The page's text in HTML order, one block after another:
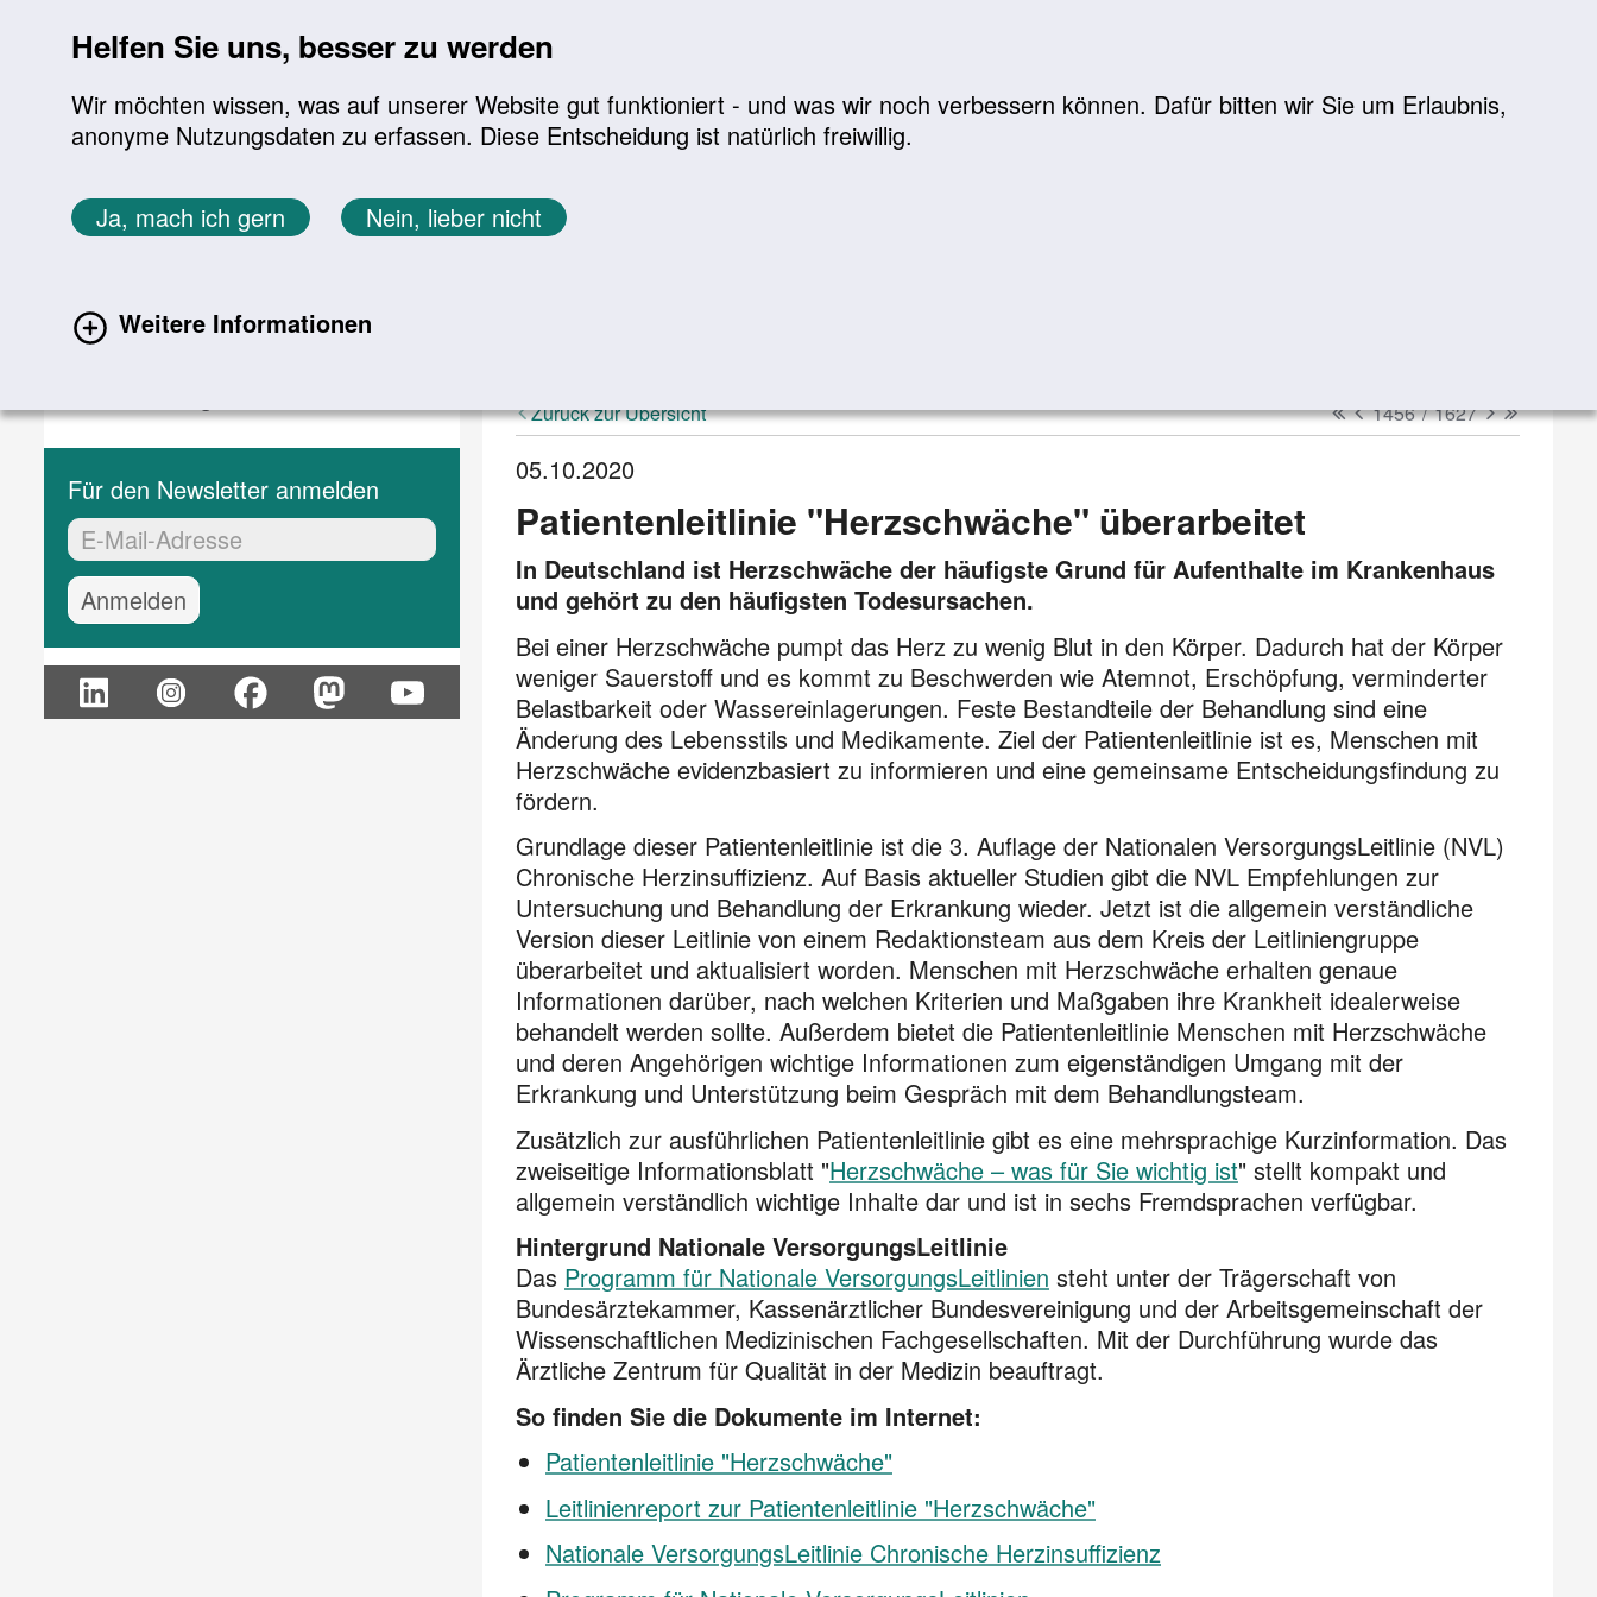
Helfen Sie uns, besser zu werden
Wir möchten wissen, was auf unserer Website gut funktioniert - und was wir noch verbessern können. Dafür bitten wir Sie um Erlaubnis,
anonyme Nutzungsdaten zu erfassen. Diese Entscheidung ist natürlich freiwillig.
Ja, mach ich gern Nein, lieber nicht
Weitere Informationen
Sie befinden sich hier:
Startseite Aktuelles Aktuelle Meldungen
Aktuelle Meldungen
Für den Newsletter anmelden
EMail-Adresse:*
Zurück zur Übersicht erster
vorheriger
1456/1627nächster
letzter
05.10.2020
Patientenleitlinie "Herzschwäche" überarbeitet
In Deutschland ist Herzschwäche der häufigste Grund für Aufenthalte im Krankenhaus
und gehört zu den häufigsten Todesursachen.
Bei einer Herzschwäche pumpt das Herz zu wenig Blut in den Körper. Dadurch hat der Körper
weniger Sauer­stoff und es kommt zu Beschwerden wie Atemnot, Erschöpfung, verminderter
Belastbarkeit oder Wassereinlagerungen. Feste Bestandteile der Behandlung sind eine
Änderung des Lebensstils und Medi­kamente. Ziel der Patientenleitlinie ist es, Menschen mit
Herzschwäche evidenzbasiert zu informieren und eine gemeinsame Entscheidungsfindung zu
fördern.
Grundlage dieser Patientenleitlinie ist die 3. Auflage der Nationalen VersorgungsLeitlinie (NVL)
Chronische Herzinsuffizienz. Auf Basis aktueller Studien gibt die NVL Empfehlungen zur
Untersuchung und Behandlung der Erkrankung wieder. Jetzt ist die allgemein verständliche
Version dieser Leitlinie von einem Redaktions­team aus dem Kreis der Leitliniengruppe
überarbeitet und aktualisiert worden. Menschen mit Herz­schwä­che erhalten genaue
Informationen darüber, nach welchen Kriterien und Maßgaben ihre Krankheit idealer­weise
behandelt werden sollte. Außerdem bietet die Patientenleitlinie Menschen mit Herzschwäche
und deren Angehörigen wichtige Informationen zum eigenständigen Umgang mit der
Erkrankung und Unterstützung beim Gespräch mit dem Behandlungsteam.
Zusätzlich zur ausführlichen Patientenleitlinie gibt es eine mehrsprachige Kurzinformation. Das
zweiseitige Informationsblatt "Herzschwäche – was für Sie wichtig ist" stellt kompakt und
allgemein verständlich wichtige Inhalte dar und ist in sechs Fremdsprachen verfügbar.
Hintergrund Nationale VersorgungsLeitlinie
Das Programm für Nationale VersorgungsLeitlinien steht unter der Trägerschaft von
Bundesärztekammer, Kassenärztlicher Bundesvereinigung und der Arbeitsgemeinschaft der
Wissenschaftlichen Medizinischen Fachgesellschaften. Mit der Durchführung wurde das
Ärztliche Zentrum für Qualität in der Medizin beauftragt.
So finden Sie die Dokumente im Internet:
Patientenleitlinie "Herzschwäche"
Leitlinienreport zur Patientenleitlinie "Herzschwäche"
Nationale VersorgungsLeitlinie Chronische Herzinsuffizienz